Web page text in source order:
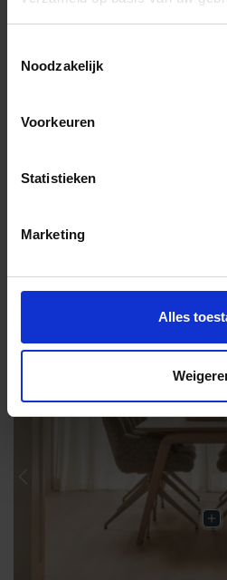
Noodzakelijk
Voorkeuren
Statistieken
Marketing
Alles
+31 (0) 478 - 69 11 63
Floer Landhuis Indrukken
Previous